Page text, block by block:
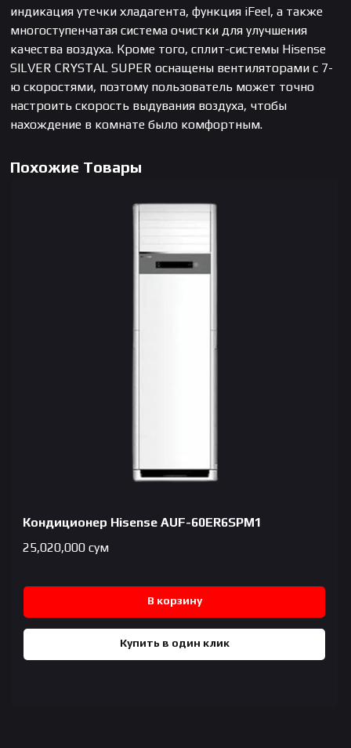
индикация утечки хладагента, функция iFeel, а также
многоступенчатая система очистки для улучшения
качества воздуха. Кроме того, сплит-системы Hisense
SILVER CRYSTAL SUPER оснащены вентиляторами с 7-
ю скоростями, поэтому пользователь может точно
настроить скорость выдувания воздуха, чтобы
нахождение в комнате было комфортным.
Похожие Товары
Кондиционер Hisense AUF-60ER6SPM1
25,020,000 сум
В корзину
Купить в один клик